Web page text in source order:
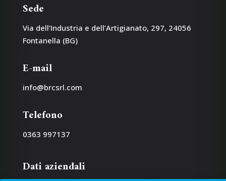
Sede
Via dell’Industria e dell’Artigianato, 297, 24056
Fontanella (BG)
E-mail
info@brcsrl.com
Telefono
0363 997137
Dati aziendali